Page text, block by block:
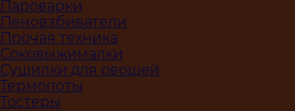
Пароварки
Пеновзбиватели
Прочая техника
Соковыжималки
Сушилки для овощей
Термопоты
Тостеры